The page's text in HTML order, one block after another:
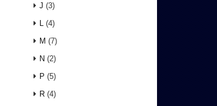
J (3)
L (4)
M (7)
N (2)
P (5)
R (4)